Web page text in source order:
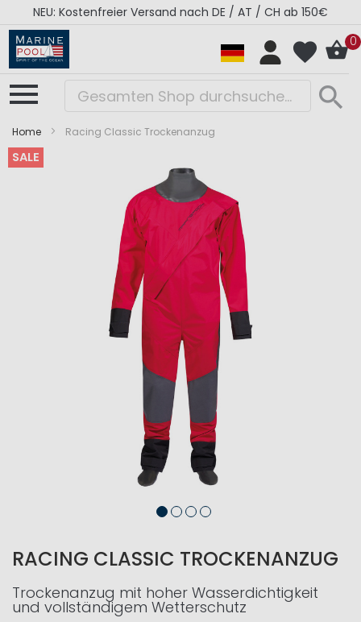
NEU: Kostenfreier Versand nach DE / AT / CH ab 150€
0
Home Racing Classic Trockenanzug
SALE
Zum
Zum
RACING CLASSIC TROCKENANZUG
Trockenanzug mit hoher Wasserdichtigkeit
und vollständigem Wetterschutz